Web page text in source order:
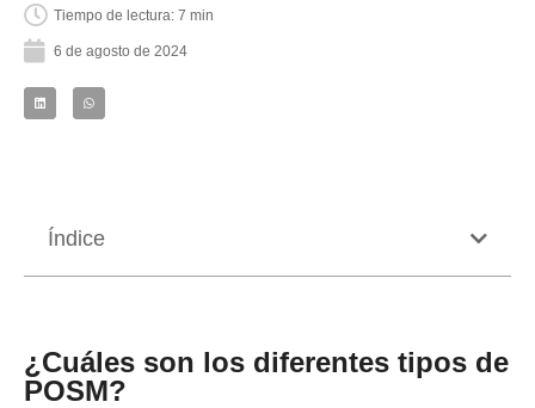
Tiempo de lectura: 7 min
6 de agosto de 2024
Índice
¿Cuáles son los diferentes tipos de
POSM?